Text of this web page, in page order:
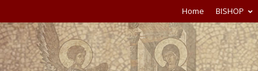
Home BISHOP